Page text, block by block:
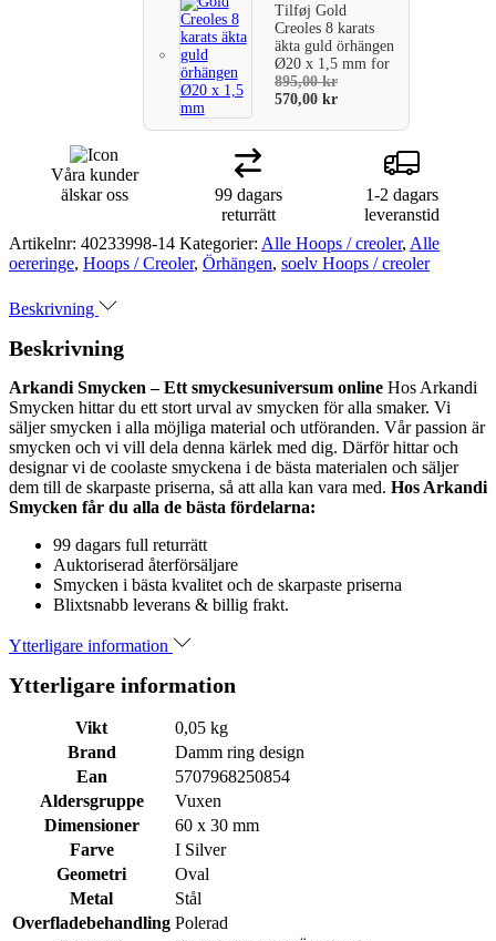
TilføjGold
Creoles 8 karats
äkta guld örhängen
Ø20 x 1,5 mmfor
895,00kr
570,00kr
Våra kunder
älskar oss
99 dagars
returrätt
1-2 dagars
leveranstid
Artikelnr: 40233998-14 Kategorier: Alle Hoops / creoler, Alle
oereringe, Hoops / Creoler, Örhängen, soelv Hoops / creoler
Beskrivning
Beskrivning
Arkandi Smycken – Ett smyckesuniversum online Hos Arkandi
Smycken hittar du ett stort urval av smycken för alla smaker. Vi
säljer smycken i alla möjliga material och utföranden. Vår passion är
smycken och vi vill dela denna kärlek med dig. Därför hittar och
designar vi de coolaste smyckena i de bästa materialen och säljer
dem till de skarpaste priserna, så att alla kan vara med. Hos Arkandi
Smycken får du alla de bästa fördelarna:
99 dagars full returrätt
Auktoriserad återförsäljare
Smycken i bästa kvalitet och de skarpaste priserna
Blixtsnabb leverans & billig frakt.
Ytterligare information
Ytterligare information
Vikt
0,05 kg
Brand
Damm ring design
Ean
5707968250854
Aldersgruppe
Vuxen
Dimensioner
60 x 30 mm
Farve
I Silver
Geometri
Oval
Metal
Stål
Overfladebehandling Polerad